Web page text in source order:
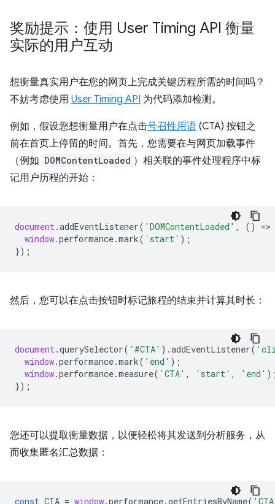
奖励提示：使用 User Timing API 衡量
实际的用户互动
想衡量真实用户在您的网页上完成关键历程所需的时间吗？
不妨考虑使用 User Timing API 为代码添加检测。
例如，假设您想衡量用户在点击号召性用语 (CTA) 按钮之
前在首页上停留的时间。首先，您需要在与网页加载事件
（例如 DOMContentLoaded ）相关联的事件处理程序中标
记用户历程的开始：
document.addEventListener( 'DOMContentLoaded' , () =>
window.performance.mark( 'start' );
});
然后，您可以在点击按钮时标记旅程的结束并计算其时长：
document.querySelector( '#CTA' ).addEventListener(
window.performance.mark( 'end' );
window.performance.measure( 'CTA' , 'start' , 'end'
});
您还可以提取衡量数据，以便轻松将其发送到分析服务，从
而收集匿名汇总数据：
const CTA = window.performance.getEntriesByName(